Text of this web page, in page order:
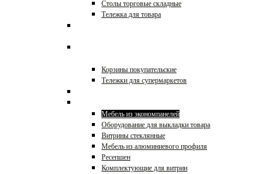
Столы торговые складные
Тележка для товара
Корзины покупательские
Тележки для супермаркетов
Мебель из экономпанелей
Оборудование для выкладки товара
Витрины стеклянные
Мебель из алюминиевого профиля
Ресепшен
Комплектующие для витрин